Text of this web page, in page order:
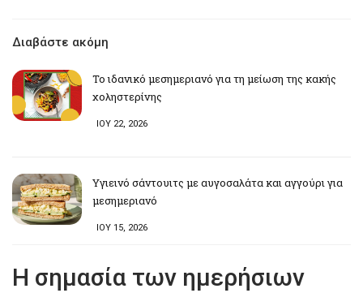
Διαβάστε ακόμη
Το ιδανικό μεσημεριανό για τη μείωση της κακής
χοληστερίνης
ΙΟΥ 22, 2026
Υγιεινό σάντουιτς με αυγοσαλάτα και αγγούρι για
μεσημεριανό
ΙΟΥ 15, 2026
Η σημασία των ημερήσιων